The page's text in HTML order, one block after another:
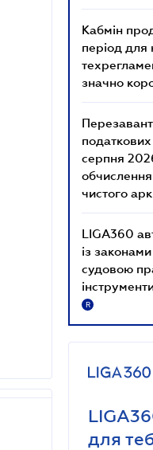
Кабмін
період для
значно
податкових
серпня
обчислення
чистого
LIGA360
із законами
судовою
R
для